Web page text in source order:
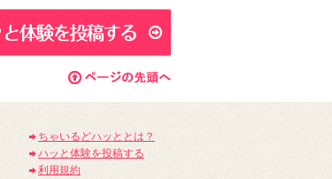
ちゃいるどハッととは？
ハッと体験を投稿する
利用規約